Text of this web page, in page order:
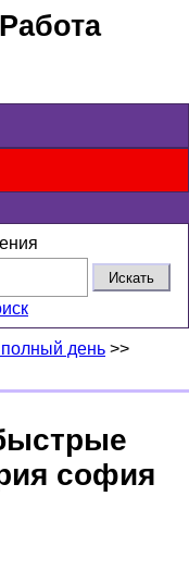
день >>
софия